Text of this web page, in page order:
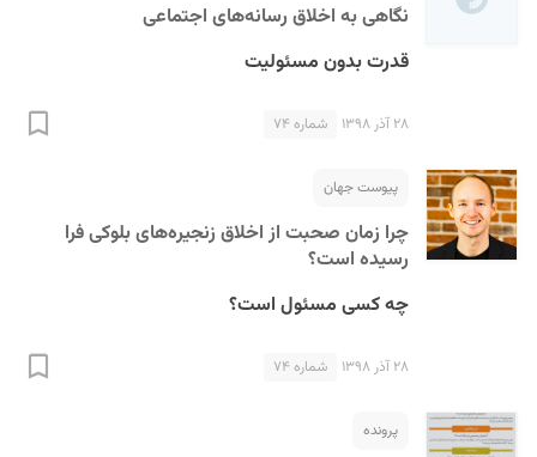
نگاهی به اخلاق رسانه‌های اجتماعی
قدرت بدون مسئولیت
۲۸ آذر ۱۳۹۸ شماره ۷۴
پیوست جهان
چرا زمان صحبت از اخلاق زنجیره‌های بلوکی فرا
رسیده است؟
چه کسی مسئول است؟
۲۸ آذر ۱۳۹۸ شماره ۷۴
پرونده